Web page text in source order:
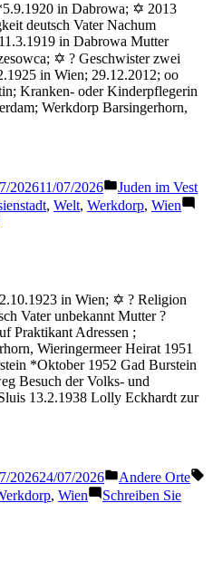
in Dabrowa; ✡ 2013
deutsch Vater Nachum
in Dabrowa Mutter
✡ ? Geschwister zwei
in Wien; 29.12.2012; oo
Kranken- oder Kinderpflegerin
Werkdorp Barsingerhorn,
202611/07/2026
Veröffentlicht
in
Juden im Vest
, Welt, Werkdorp, Wien
in Wien; ✡ ? Religion
Vater unbekannt Mutter ?
Praktikant Adressen ;
Wieringermeer Heirat 1951
*Oktober 1952 Gad Burstein
Besuch der Volks- und
13.2.1938 Lolly Eckhardt zur
202624/07/2026
Veröffentlicht
in
Andere Orte
, Wien
Schreiben Sie